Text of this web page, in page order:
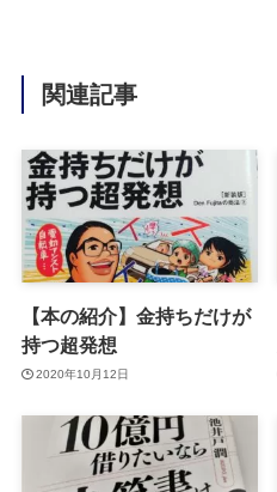
関連記事
【本の紹介】金持ちだけが
持つ超発想
2020年10月12日